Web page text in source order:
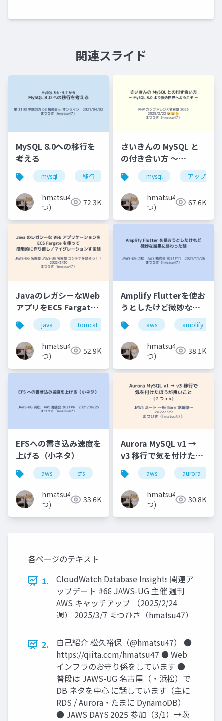
関連スライド
MySQL 8.0への移行を
考える
mysql 移行 バージョンアップ 中国地方
hmatsu47(ま
つ)
72.3K
さいきんの MySQL と
の付き合い方 〜
MySQL 8.0 より後の世
界へようこそ 〜
mysql アップグレ
hmatsu47(ま
つ)
67.6K
JavaのレガシーなWeb
アプリをECS Fargate
を使って段階的に作り
直し／マイグレーショ
ンする話
java tomcat aws jaws-ug
hmatsu47(ま
つ)
52.9K
Amplify Flutterを使お
うとしたけど微妙な結
果に終わった話
aws amplify
hmatsu47(ま
つ)
38.1K
EFSへの書き込み速度を
上げる（小ネタ）
aws efs jaws-ug
hmatsu47(ま
つ)
33.6K
Aurora MySQL v1 →
v3 移行で気を付けたほ
うが良いこと（7 つ +
α）
aws aurora
hmatsu47(ま
つ)
30.8K
各ページのテキスト
1.
CloudWatch Database Insights 関連ア
ップデート #68 JAWS-UG 主催 週刊
AWS キャッチアップ （2025/2/24
週） 2025/3/7 まつひさ（hmatsu47）
2.
自己紹介 松久裕保（@hmatsu47） ●
https://qiita.com/hmatsu47 ● Web
インフラのお守り係をしています ●
普段は JAWS-UG 名古屋（・浜松）で
DB ネタを中心 に話しています（主に
RDS / Aurora・たまに DynamoDB）
● JAWS DAYS 2025 参加（3/1）→茨